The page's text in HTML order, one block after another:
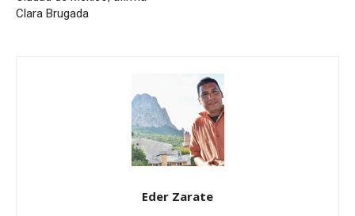
Clara Brugada
Eder Zarate